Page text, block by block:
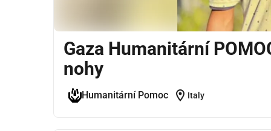
Gaza Humanitární
nohy
Humanitární Pomoc location_on Italy